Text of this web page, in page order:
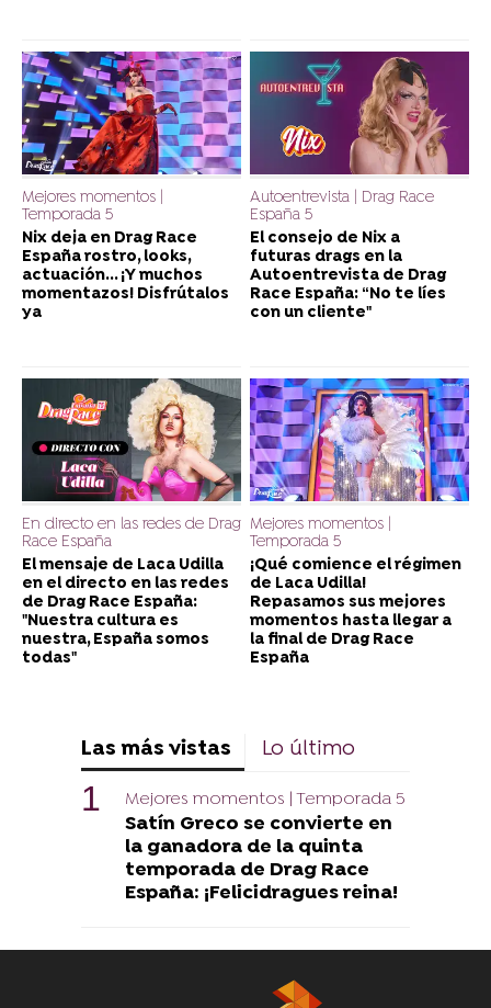
Mejores momentos |
Temporada 5
Nix deja en Drag Race
España rostro, looks,
actuación... ¡Y muchos
momentazos! Disfrútalos
ya
Autoentrevista | Drag Race
España 5
El consejo de Nix a
futuras drags en la
Autoentrevista de Drag
Race España: “No te líes
con un cliente"
En directo en las redes de Drag
Race España
El mensaje de Laca Udilla
en el directo en las redes
de Drag Race España:
"Nuestra cultura es
nuestra, España somos
todas"
Mejores momentos |
Temporada 5
¡Qué comience el régimen
de Laca Udilla!
Repasamos sus mejores
momentos hasta llegar a
la final de Drag Race
España
Las más vistas Lo último
Mejores momentos | Temporada 5
Satín Greco se convierte en
la ganadora de la quinta
temporada de Drag Race
España: ¡Felicidragues reina!